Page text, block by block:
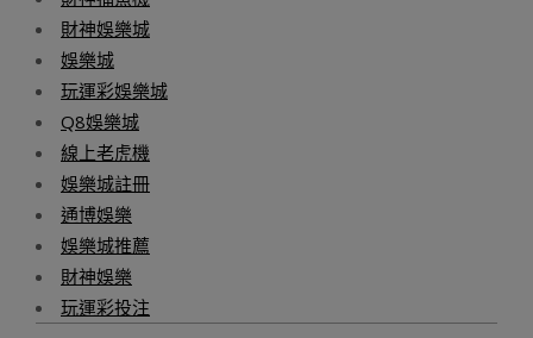
財神娛樂城
娛樂城
玩運彩娛樂城
Q8娛樂城
線上老虎機
娛樂城註冊
通博娛樂
娛樂城推薦
財神娛樂
玩運彩投注